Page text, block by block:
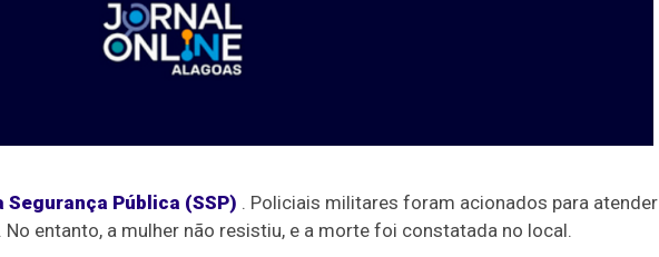
Segurança Pública (SSP) . Policiais militares foram acionados para atender
entanto, a mulher não resistiu, e a morte foi constatada no local.